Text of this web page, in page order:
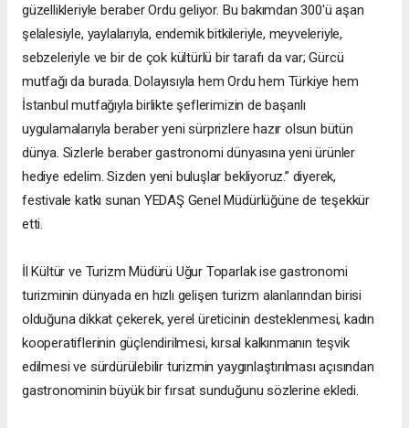
güzellikleriyle beraber Ordu geliyor. Bu bakımdan 300'ü aşan
şelalesiyle, yaylalarıyla, endemik bitkileriyle, meyveleriyle,
sebzeleriyle ve bir de çok kültürlü bir tarafı da var; Gürcü
mutfağı da burada. Dolayısıyla hem Ordu hem Türkiye hem
İstanbul mutfağıyla birlikte şeflerimizin de başarılı
uygulamalarıyla beraber yeni sürprizlere hazır olsun bütün
dünya. Sizlerle beraber gastronomi dünyasına yeni ürünler
hediye edelim. Sizden yeni buluşlar bekliyoruz.” diyerek,
festivale katkı sunan YEDAŞ Genel Müdürlüğüne de teşekkür
etti.
İl Kültür ve Turizm Müdürü Uğur Toparlak ise gastronomi
turizminin dünyada en hızlı gelişen turizm alanlarından birisi
olduğuna dikkat çekerek, yerel üreticinin desteklenmesi, kadın
kooperatiflerinin güçlendirilmesi, kırsal kalkınmanın teşvik
edilmesi ve sürdürülebilir turizmin yaygınlaştırılması açısından
gastronominin büyük bir fırsat sunduğunu sözlerine ekledi.